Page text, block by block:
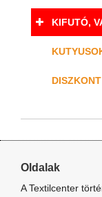
KIFUTÓ,
Oldalak
A Textilcenter